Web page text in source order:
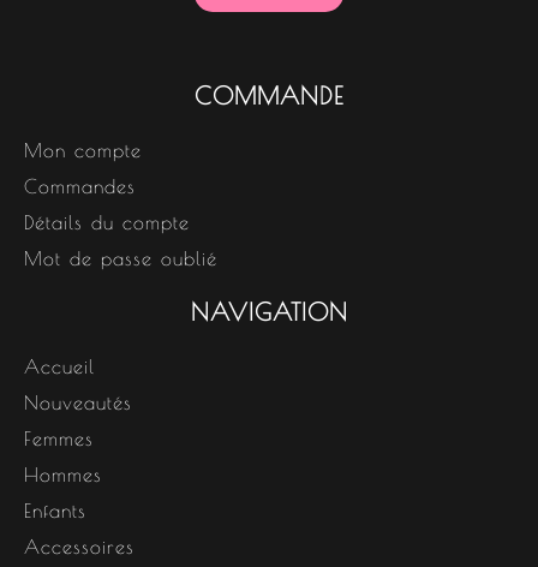
COMMANDE
Mon compte
Commandes
Détails du compte
Mot de passe oublié
NAVIGATION
Accueil
Nouveautés
Femmes
Hommes
Enfants
Accessoires